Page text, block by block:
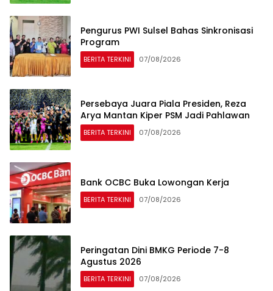
Pengurus PWI Sulsel Bahas Sinkronisasi
Program
BERITA TERKINI 07/08/2026
Persebaya Juara Piala Presiden, Reza
Arya Mantan Kiper PSM Jadi Pahlawan
BERITA TERKINI 07/08/2026
Bank OCBC Buka Lowongan Kerja
BERITA TERKINI 07/08/2026
Peringatan Dini BMKG Periode 7-8
Agustus 2026
BERITA TERKINI 07/08/2026